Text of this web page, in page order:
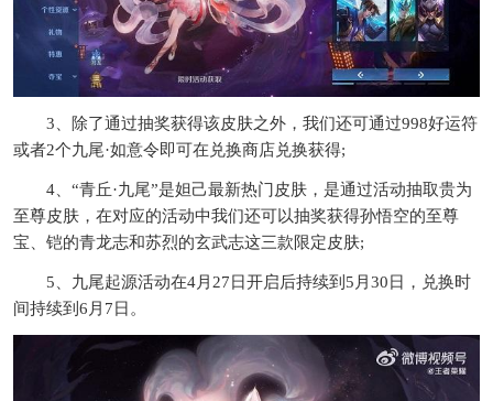
3、除了通过抽奖获得该皮肤之外，我们还可通过998好运符
或者2个九尾·如意令即可在兑换商店兑换获得;
4、“青丘·九尾”是妲己最新热门皮肤，是通过活动抽取贵为
至尊皮肤，在对应的活动中我们还可以抽奖获得孙悟空的至尊
宝、铠的青龙志和苏烈的玄武志这三款限定皮肤;
5、九尾起源活动在4月27日开启后持续到5月30日，兑换时
间持续到6月7日。